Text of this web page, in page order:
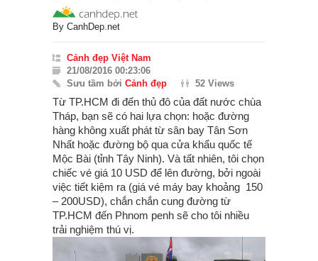
By CanhDep.net
Cảnh đẹp Việt Nam
21/08/2016 00:23:06
Sưu tầm bởi Cảnh đẹp 52 Views
Từ TP.HCM đi đến thủ đô của đất nước chùa
Tháp, bạn sẽ có hai lựa chọn: hoặc đường
hàng không xuất phát từ sân bay Tân Sơn
Nhất hoặc đường bộ qua cửa khẩu quốc tế
Mộc Bài (tỉnh Tây Ninh). Và tất nhiên, tôi chọn
chiếc vé giá 10 USD để lên đường, bởi ngoài
việc tiết kiệm ra (giá vé máy bay khoảng 150
– 200USD), chắn chắn cung đường từ
TP.HCM đến Phnom penh sẽ cho tôi nhiều
trải nghiệm thú vị.